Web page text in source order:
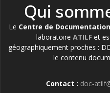
Qui
Le Centre de Documentation
laboratoire ATILF et
géographiquement proches :
le contenu
Contact : doc-